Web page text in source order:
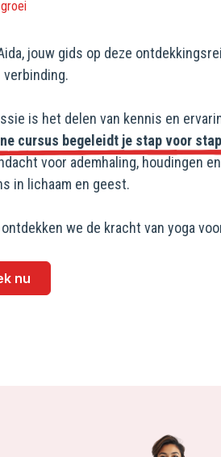
jouw gids op deze
is het delen van kennis en
cursus begeleidt je stap voor
voor ademhaling, houdingen
in lichaam en geest.
ontdekken we de kracht van yoga
nu